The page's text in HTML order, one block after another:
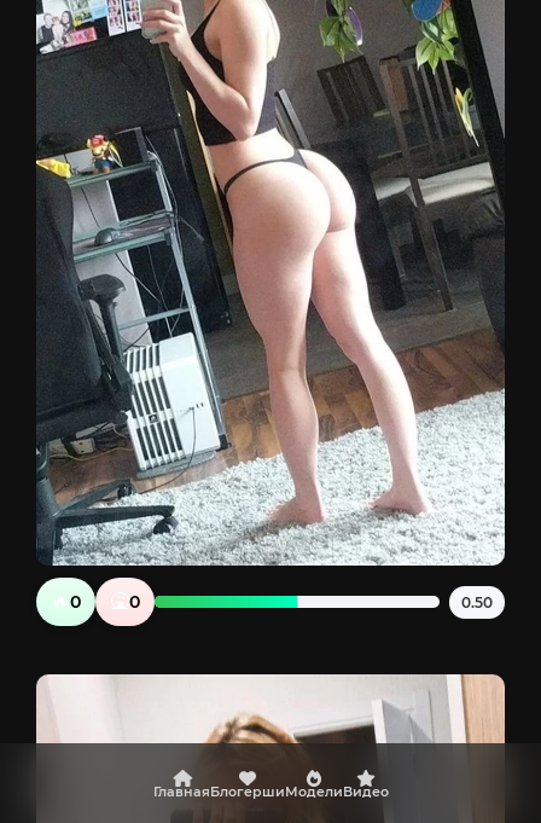
ГлавнаяБлогершиМоделиВидео
🔥0 0 0.50